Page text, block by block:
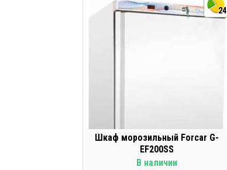
24
Шкаф морозильный Forcar G-
EF200SS
В наличии